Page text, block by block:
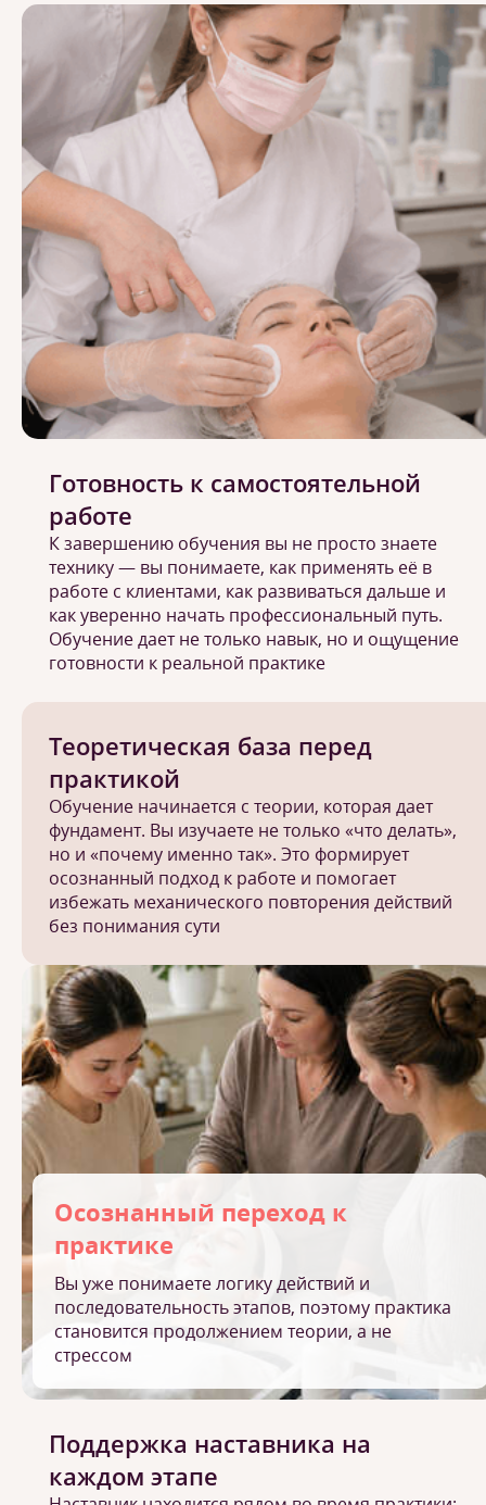
Теоретическая база перед
практикой
Обучение начинается с теории, которая дает
фундамент. Вы изучаете не только «что делать»,
но и «почему именно так». Это формирует
осознанный подход к работе и помогает
избежать механического повторения действий
без понимания сути
Осознанный переход к
практике
Вы уже понимаете логику действий и
последовательность этапов, поэтому практика
становится продолжением теории, а не
стрессом
Поддержка наставника на
каждом этапе
Готовность к самостоятельной
работе
К завершению обучения вы не просто знаете
технику — вы понимаете, как применять её в
работе с клиентами, как развиваться дальше и
как уверенно начать профессиональный путь.
Обучение дает не только навык, но и ощущение
готовности к реальной практике